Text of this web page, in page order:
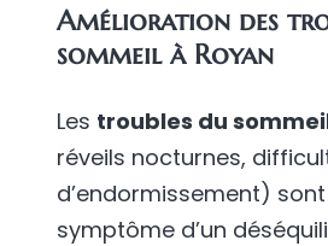
Amélioration des
sommeil à Royan
Les troubles du
réveils nocturnes,
d’endormissement)
symptôme d’un